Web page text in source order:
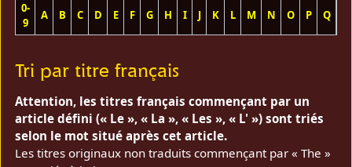
0-
9
A B C D E F G H I J K L M N O P Q
Tri par titre français
Attention, les titres français commençant par un
article défini (« Le », « La », « Les », « L' ») sont triés
selon le mot situé après cet article.
Les titres originaux non traduits commençant par « The »